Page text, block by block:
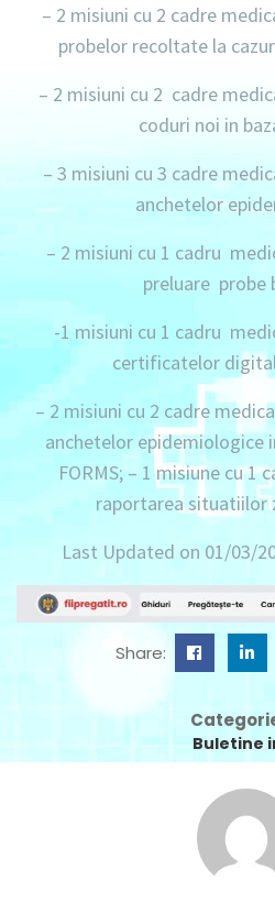
– 2 misiuni cu 2 cadre
probelor recoltate la
– 2 misiuni cu 2 cadre
coduri noi in
– 3 misiuni cu 3 cadre
anchetelor
– 2 misiuni cu 1 cadru
preluare probe
-1 misiuni cu 1 cadru
certificatelor
– 2 misiuni cu 2 cadre
anchetelor epidemiologice
FORMS; – 1 misiunecu1
raportarea situatiilor
Last Updated on 01/03/
Share:
Buletine